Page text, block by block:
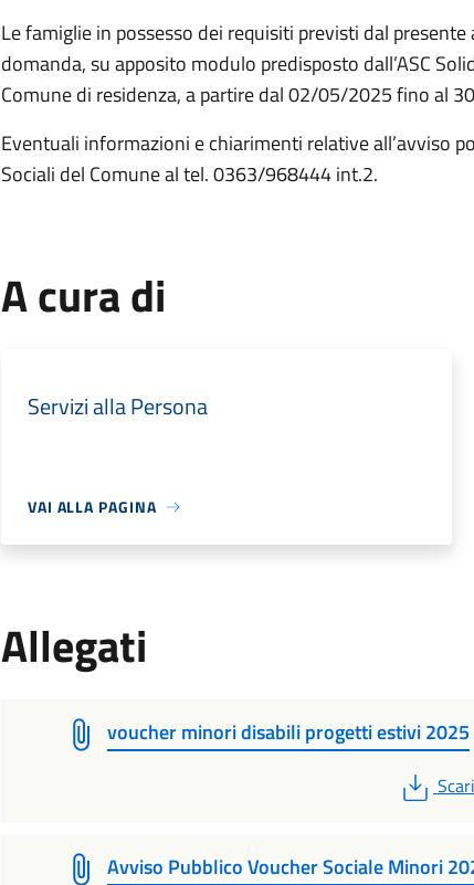
Le famiglie in possesso dei requisiti previsti dal
domanda, su apposito modulo predisposto dall’ASC
Comune di residenza,a partire dal 02/05/2025 fino al
Eventuali informazioni e chiarimenti relative all’avviso
Sociali del Comune al tel. 0363/968444 int.2.
A cura di
Servizi alla Persona
VAI ALLA PAGINA
Allegati
voucher minori disabili progetti estivi 2025
PDF
Avviso Pubblico Voucher Sociale Minori